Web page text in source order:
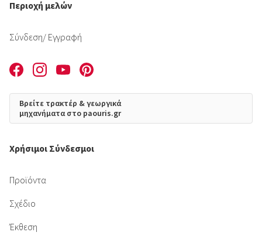
Περιοχή μελών
Σύνδεση/ Εγγραφή
Βρείτε τρακτέρ & γεωργικά
μηχανήματα στο paouris.gr
Χρήσιμοι Σύνδεσμοι
Προϊόντα
Σχέδιο
Έκθεση